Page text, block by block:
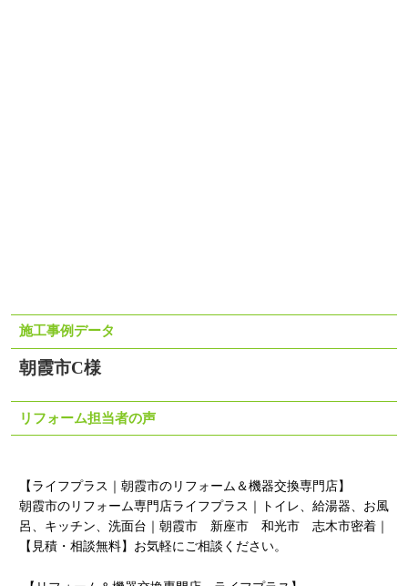
施工事例データ
朝霞市C様
リフォーム担当者の声
【ライフプラス｜朝霞市のリフォーム＆機器交換専門店】
朝霞市のリフォーム専門店ライフプラス｜トイレ、給湯器、お風
呂、キッチン、洗面台｜朝霞市 新座市 和光市 志木市密着｜
【見積・相談無料】お気軽にご相談ください。